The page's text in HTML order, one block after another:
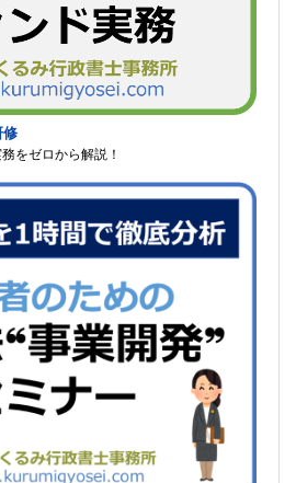
修
をゼロから解説！